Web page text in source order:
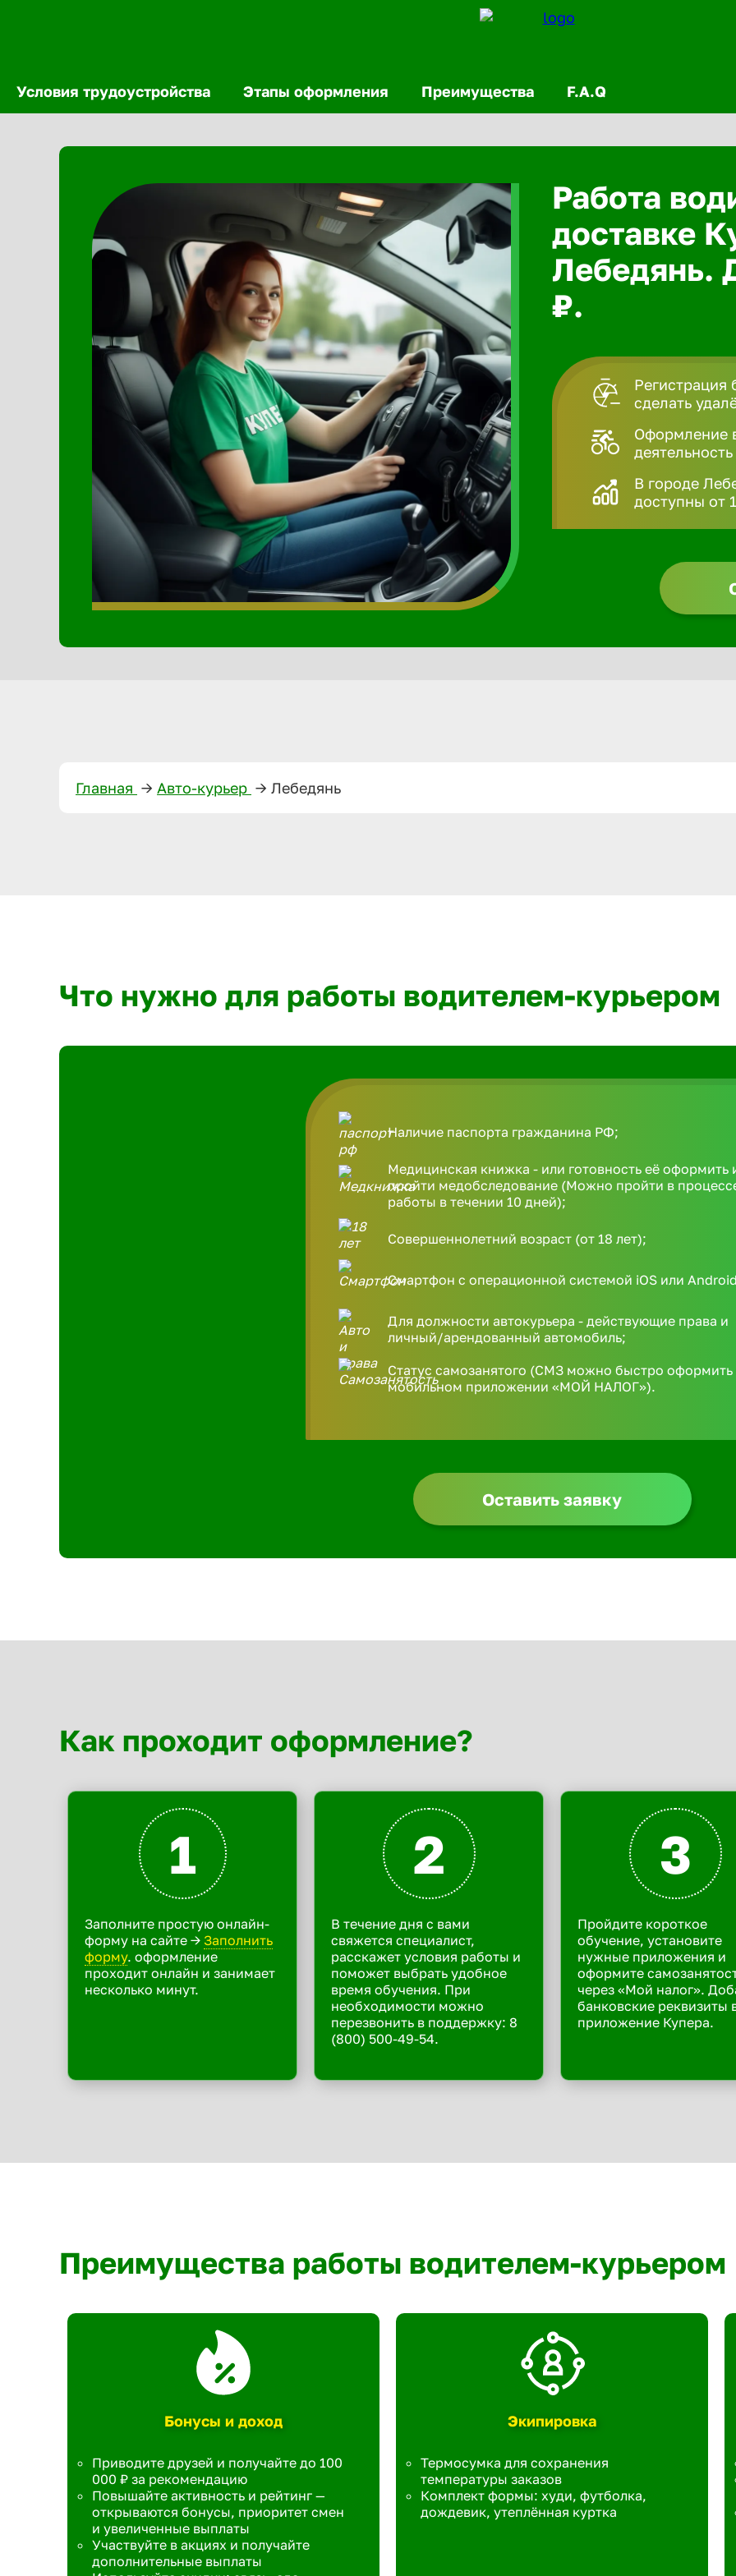
Условия трудоустройства Этапы оформления Преимущества F.A.Q
Работа
доставке
Лебедянь.
₽.
Регистрация
сделать
Оформление
В городе
доступны от
Главная —> Авто-курьер —> Лебедянь
Что нужно для работы водителем-курьером
Наличие паспорта гражданина РФ;
Медицинская книжка - или готовность её оформить
пройти медобследование (Можно пройти в
работы в течении 10 дней);
Совершеннолетний возраст (от 18 лет);
Смартфон с операционной системой iOS или
Для должности автокурьера - действующие права и
личный/арендованный автомобиль;
Статус самозанятого (СМЗ можно быстро оформить
мобильном приложении «МОЙ НАЛОГ»).
Оставить заявку
Как проходит оформление?
1
Заполните простую онлайн-
форму на сайте -> Заполнить
форму. оформление
проходит онлайн и занимает
несколько минут.
2
В течение дня с вами
свяжется специалист,
расскажет условия работы и
поможет выбрать удобное
время обучения. При
необходимости можно
перезвонить в поддержку: 8
(800) 500-49-54.
3
Пройдите короткое
обучение, установите
нужные приложения и
оформите
через «Мой налог».
банковские реквизиты
приложение Купера.
Преимущества работы водителем-курьером
Бонусы и доход
Приводите друзей и получайте до 100
000 ₽ за рекомендацию
Повышайте активность и рейтинг —
открываются бонусы, приоритет смен
и увеличенные выплаты
Участвуйте в акциях и получайте
дополнительные выплаты
Экипировка
Термосумка для сохранения
температуры заказов
Комплект формы: худи, футболка,
дождевик, утеплённая куртка